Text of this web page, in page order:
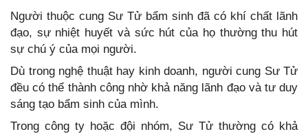
Người thuộc cung Sư Tử bẩm sinh đã có khí chất lãnh
đạo, sự nhiệt huyết và sức hút của họ thường thu hút
sự chú ý của mọi người.
Dù trong nghệ thuật hay kinh doanh, người cung Sư Tử
đều có thể thành công nhờ khả năng lãnh đạo và tư duy
sáng tạo bẩm sinh của mình.
Trong công ty hoặc đội nhóm, Sư Tử thường có khả